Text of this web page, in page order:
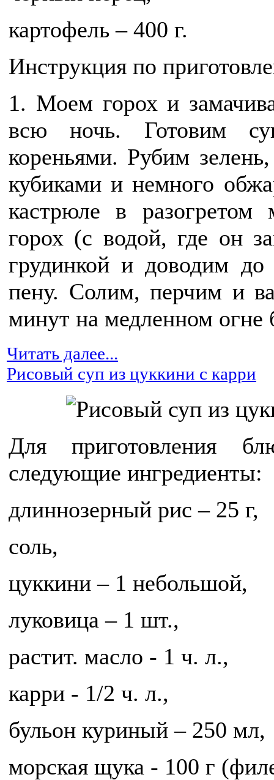
картофель – 400 г.
Инструкция по
1. Моем горох и
всю ночь. Готовим
кореньями. Рубим
кубиками и немного
кастрюле в разогретом
горох (с водой, где он
грудинкой и доводим
пену. Солим, перчим и
минут на медленном огне
Читать далее...
Рисовый суп из цуккини с карри
Для приготовления
следующие ингредиенты:
длиннозерный рис – 25 г,
соль,
цуккини – 1 небольшой,
луковица – 1 шт.,
растит. масло - 1 ч. л.,
карри - 1/2 ч. л.,
бульон куриный – 250 мл,
морская щука - 100 г